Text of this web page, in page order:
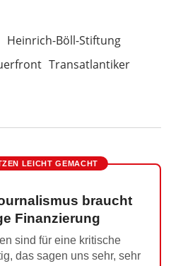
Heinrich-Böll-Stiftung
Transatlantiker
LEICHT GEMACHT
braucht
Finanzierung
sind für eine kritische
das sagen uns sehr, sehr